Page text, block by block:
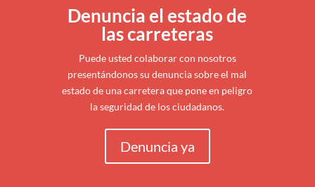
Denuncia el estado de
las carreteras
Puede usted colaborar con nosotros
presentándonos su denuncia sobre el mal
estado de una carretera que pone en peligro
la seguridad de los ciudadanos.
Denuncia ya